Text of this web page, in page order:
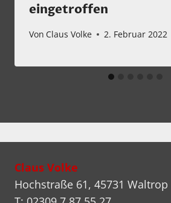
eingetroffen
Von Claus Volke 2. Februar 2022
Claus Volke
Hochstraße 61, 45731 Waltrop